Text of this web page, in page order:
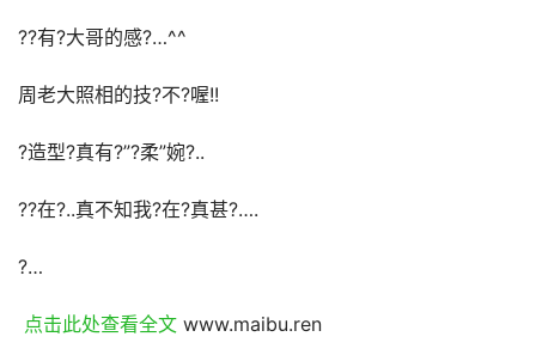
??有?大哥的感?…^^
周老大照相的技?不?喔!!
?造型?真有?”?柔”婉?..
??在?..真不知我?在?真甚?….
?…
点击此处查看全文 www.maibu.ren